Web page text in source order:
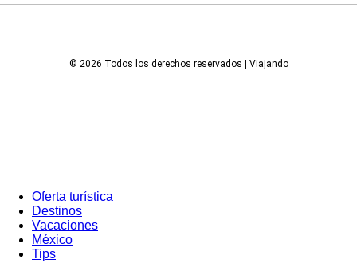
© 2026 Todos los derechos reservados | Viajando
Oferta turística
Destinos
Vacaciones
México
Tips